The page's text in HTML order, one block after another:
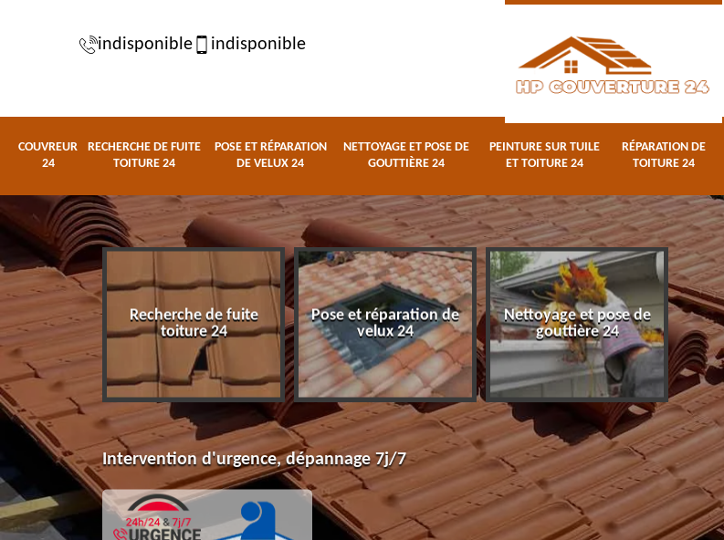
indisponible indisponible
COUVREUR
24
RECHERCHE DE FUITE
TOITURE 24
POSE ET RÉPARATION
DE VELUX 24
NETTOYAGE ET POSE DE
GOUTTIÈRE 24
PEINTURE SUR TUILE
ET TOITURE 24
RÉPARATION DE
TOITURE 24
24
Recherche de fuite
toiture 24
Pose et réparation de
velux 24
Nettoyage et pose de
gouttière 24
Intervention d'urgence, dépannage 7j/7